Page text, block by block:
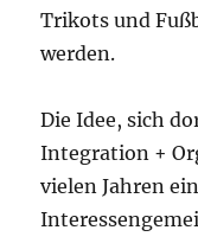
Trikots und
werden.
Die Idee, sich
Integration +
vielen Jahren